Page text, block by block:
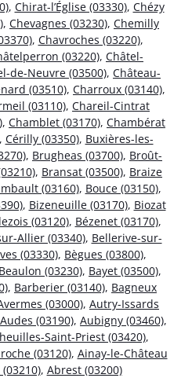
, Chirat-l’Église (03330), Chézy
, Chevagnes (03230), Chemilly
, Chavroches (03220),
(03220), Châtel-
de-Neuvre (03500), Château-
(03510), Charroux (03140),
(03110), Chareil-Cintrat
, Chamblet (03170), Chambérat
Cérilly (03350), Buxières-les-
, Brugheas (03700), Broût-
, Bransat (03500), Braize
(03160), Bouce (03150),
, Bizeneuille (03170), Biozat
(03120), Bézenet (03170),
Allier (03340), Bellerive-sur-
(03330), Bègues (03800),
Beaulon (03230), Bayet (03500),
, Barberier (03140), Bagneux
(03000), Autry-Issards
Audes (03190), Aubigny (03460),
Saint-Priest (03420),
(03120), Ainay-le-Château
, Abrest (03200)